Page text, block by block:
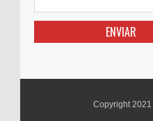
Copyright 2021